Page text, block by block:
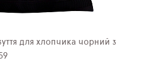
для хлопчика чорний з